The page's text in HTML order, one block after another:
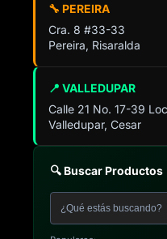
📍 VALLEDUPAR
Calle 21 No. 17-39
Valledupar, Cesar
🔧 PEREIRA
Cra. 8 #33-33
Pereira, Risaralda
🔍 Buscar Productos